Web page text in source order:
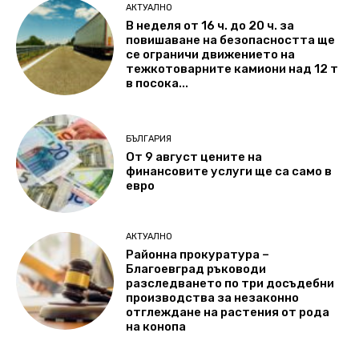
АКТУАЛНО
В неделя от 16 ч. до 20 ч. за
повишаване на безопасността ще
се ограничи движението на
тежкотоварните камиони над 12 т
в посока...
БЪЛГАРИЯ
От 9 август цените на
финансовите услуги ще са само в
евро
АКТУАЛНО
Районна прокуратура –
Благоевград ръководи
разследването по три досъдебни
производства за незаконно
отглеждане на растения от рода
на конопа